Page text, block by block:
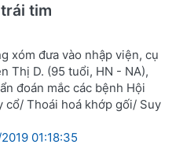
tim
xóm đưa vào nhập viện, cụ
Thị D. (95 tuổi, HN - NA),
đoán mắc các bệnh Hội
cổ/ Thoái hoá khớp gối/ Suy
01:18:35